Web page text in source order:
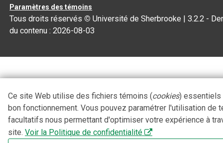
Paramètres des témoins
Tous droits réservés © Université de Sherbrooke |3.2.2 -
du contenu :2026-08-03
Ce site Web utilise des fichiers témoins (cookies) essentiels
bon fonctionnement. Vous pouvez paramétrer l'utilisation de
facultatifs nous permettant d'optimiser votre expérience à
site. Voir la Politique de confidentialité